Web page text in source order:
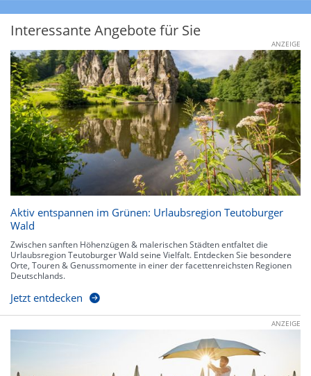
Interessante Angebote für Sie
ANZEIGE
Aktiv entspannen im Grünen: Urlaubsregion Teutoburger
Wald
Zwischen sanften Höhenzügen & malerischen Städten entfaltet die
Urlaubsregion Teutoburger Wald seine Vielfalt. Entdecken Sie besondere
Orte, Touren & Genussmomente in einer der facettenreichsten Regionen
Deutschlands.
Jetzt entdecken
ANZEIGE